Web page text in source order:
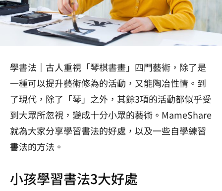
學書法｜古人重視「琴棋書畫」四門藝術，除了是
一種可以提升藝術修為的活動，又能陶冶性情。到
了現代，除了「琴」之外，其餘3項的活動都似乎受
到大眾所忽視，變成十分小眾的藝術。MameShare
就為大家分享學習書法的好處，以及一些自學練習
書法的方法。
小孩學習書法3大好處